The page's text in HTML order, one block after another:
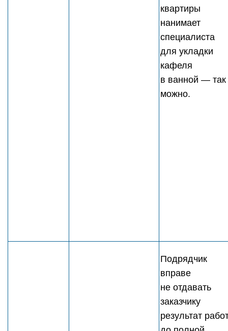
квартиры
нанимает
специалиста
для укладки
кафеля
в ванной — так
можно.
Подрядчик
вправе
не отдавать
заказчику
результат